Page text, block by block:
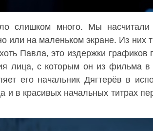
слишком много. Мы
или на маленьком экране. Из них
Павла, это издержки графиков
лица, с которым он из фильма
его начальник Дягтерёв в
и в красивых начальных титрах